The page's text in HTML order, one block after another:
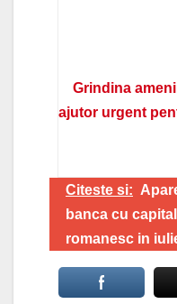
Grindina
ajutor urgent
Citeste si:
banca cu
romanesc in